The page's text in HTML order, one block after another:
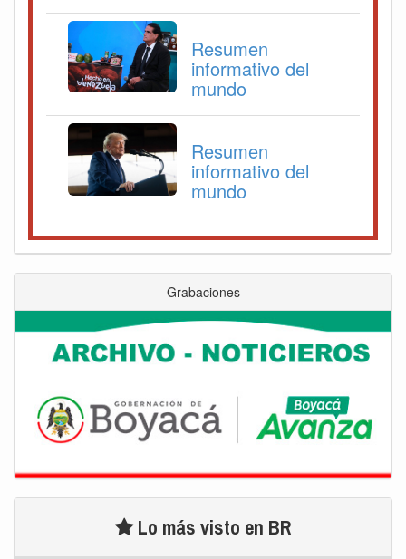
Resumen
informativo del
mundo
Resumen
informativo del
mundo
Grabaciones
Lo más visto en BR